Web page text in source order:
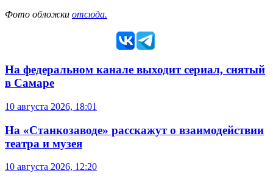
Фото обложки отсюда.
На федеральном канале выходит сериал, снятый
в Самаре
10 августа 2026, 18:01
На «Станкозаводе» расскажут о взаимодействии
театра и музея
10 августа 2026, 12:20